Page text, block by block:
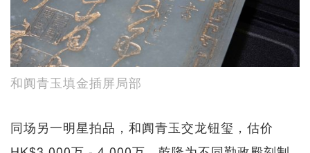
和阗青玉填金插屏局部
同场另一明星拍品，和阗青玉交龙钮玺，估价